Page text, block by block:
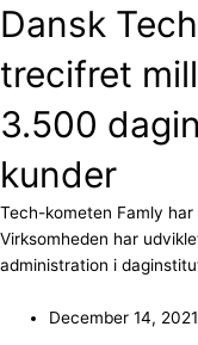
Dansk
trecifret
3.500
kunder
Tech-kometen Famly
Virksomheden har
administration i
December 14, 2021